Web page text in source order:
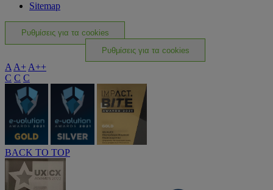
Sitemap
Ρυθμίσεις για τα cookies
Ρυθμίσεις για τα cookies
A A+ A++
C C C
BACK TO TOP